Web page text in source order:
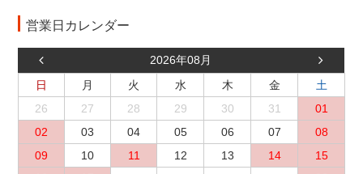
営業日カレンダー
2026年08月
日
月 火 水 木 金
土
26
27 28 29 30 31
01
02
03 04 05 06 07
08
09
10 11 12 13 14
15